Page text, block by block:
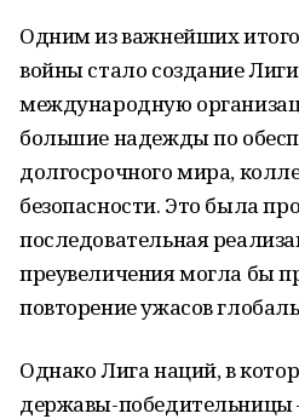
Одним из важнейших
войны стало создание
международную
большие надежды по
долгосрочного мира,
безопасности. Это была
последовательная
преувеличения могла бы
повторение ужасов
Однако Лига наций, в
державы-победительницы